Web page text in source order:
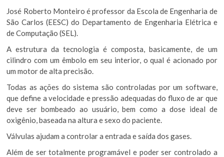
José Roberto Monteiro é professor da Escola de Engenharia de
São Carlos (EESC) do Departamento de Engenharia Elétrica e
de Computação (SEL).
A estrutura da tecnologia é composta, basicamente, de um
cilindro com um êmbolo em seu interior, o qual é acionado por
um motor de alta precisão.
Todas as ações do sistema são controladas por um software,
que define a velocidade e pressão adequadas do fluxo de ar que
deve ser bombeado ao usuário, bem como a dose ideal de
oxigênio, baseada na altura e sexo do paciente.
Válvulas ajudam a controlar a entrada e saída dos gases.
Além de ser totalmente programável e poder ser controlado a